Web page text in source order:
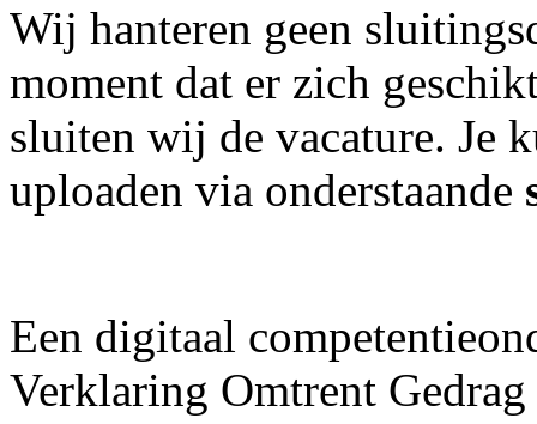
Wij hanteren geen
moment dat er zich
sluiten wij de vacature. Je
uploaden via onderstaande
Een digitaal
Verklaring Omtrent